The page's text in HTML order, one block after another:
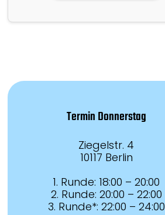
Termin Donnerstag
Ziegelstr. 4
10117 Berlin
1. Runde: 18:00 – 20:00
2. Runde: 20:00 – 22:00
3. Runde*: 22:00 – 24:00